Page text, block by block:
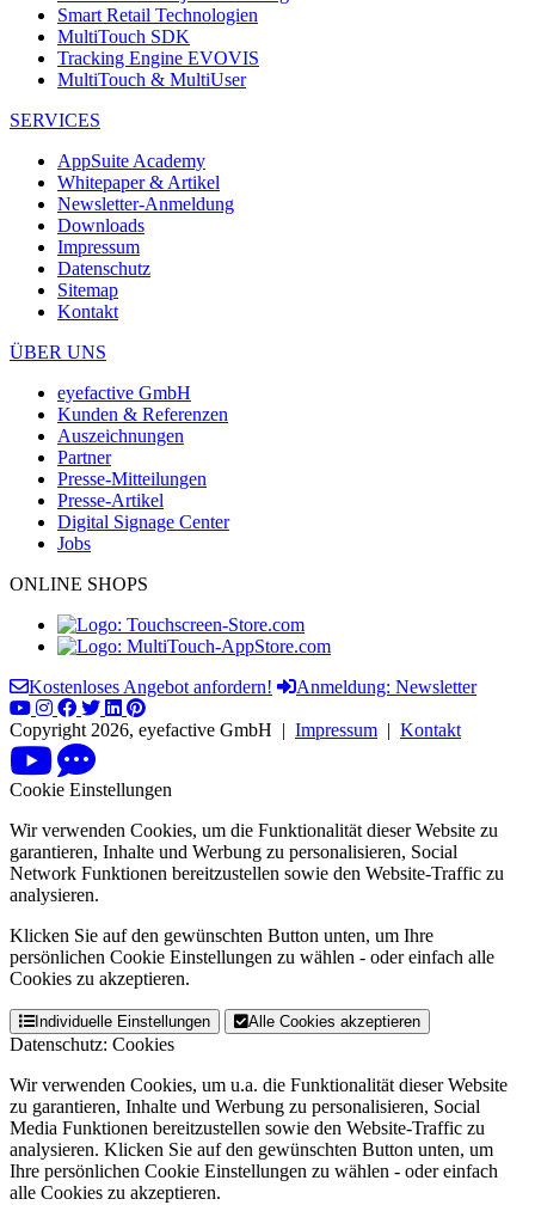
Smart Retail Technologien
MultiTouch SDK
Tracking Engine EVOVIS
MultiTouch & MultiUser
SERVICES
AppSuite Academy
Whitepaper & Artikel
Newsletter-Anmeldung
Downloads
Impressum
Datenschutz
Sitemap
Kontakt
ÜBER UNS
eyefactive GmbH
Kunden & Referenzen
Auszeichnungen
Partner
Presse-Mitteilungen
Presse-Artikel
Digital Signage Center
Jobs
ONLINE SHOPS
Kostenloses Angebot anfordern! Anmeldung: Newsletter
Copyright 2026, eyefactive GmbH | Impressum | Kontakt
Cookie Einstellungen
Wir verwenden Cookies, um die Funktionalität dieser Website zu
garantieren, Inhalte und Werbung zu personalisieren, Social
Network Funktionen bereitzustellen sowie den Website-Traffic zu
analysieren.
Klicken Sie auf den gewünschten Button unten, um Ihre
persönlichen Cookie Einstellungen zu wählen - oder einfach alle
Cookies zu akzeptieren.
Individuelle Einstellungen Alle Cookies akzeptieren
Datenschutz: Cookies
Wir verwenden Cookies, um u.a. die Funktionalität dieser Website
zu garantieren, Inhalte und Werbung zu personalisieren, Social
Media Funktionen bereitzustellen sowie den Website-Traffic zu
analysieren. Klicken Sie auf den gewünschten Button unten, um
Ihre persönlichen Cookie Einstellungen zu wählen - oder einfach
alle Cookies zu akzeptieren.